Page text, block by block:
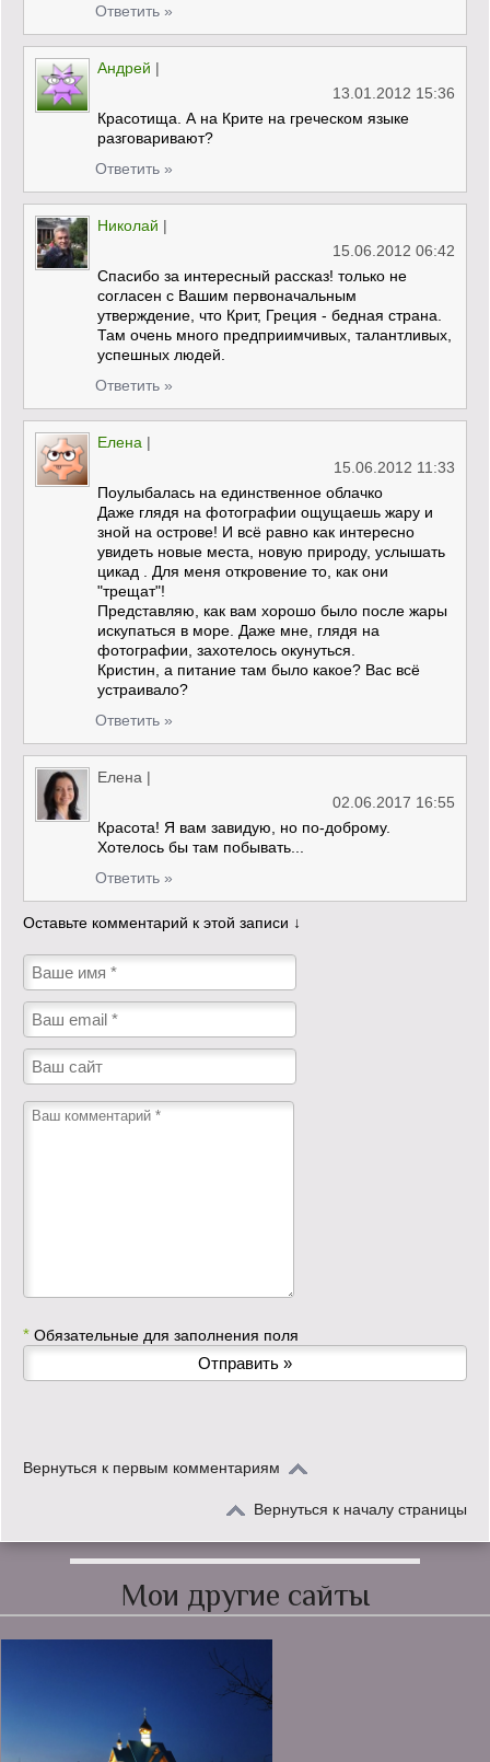
Ответить »
Андрей |
13.01.2012 15:36
Красотища. А на Крите на греческом языке
разговаривают?
Ответить »
Николай |
15.06.2012 06:42
Спасибо за интересный рассказ! только не
согласен с Вашим первоначальным
утверждение, что Крит, Греция - бедная страна.
Там очень много предприимчивых, талантливых,
успешных людей.
Ответить »
Елена |
15.06.2012 11:33
Поулыбалась на единственное облачко
Даже глядя на фотографии ощущаешь жару и
зной на острове! И всё равно как интересно
увидеть новые места, новую природу, услышать
цикад . Для меня откровение то, как они
"трещат"!
Представляю, как вам хорошо было после жары
искупаться в море. Даже мне, глядя на
фотографии, захотелось окунуться.
Кристин, а питание там было какое? Вас всё
устраивало?
Ответить »
Елена |
02.06.2017 16:55
Красота! Я вам завидую, но по-доброму.
Хотелось бы там побывать...
Ответить »
Оставьте комментарий к этой записи ↓
* Обязательные для заполнения поля
Вернуться к первым комментариям
Вернуться к началу страницы
Мои другие сайты